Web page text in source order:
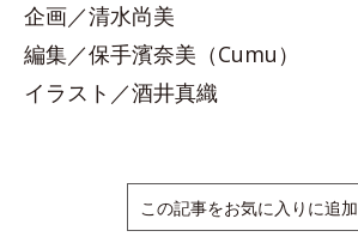
企画／清水尚美
編集／保手濱奈美（Cumu）
イラスト／酒井真織
この記事をお気に入りに追加